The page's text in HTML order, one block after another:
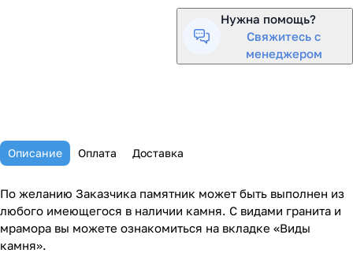
Нужна помощь?
Свяжитесь с
менеджером
Описание Оплата Доставка
По желанию Заказчика памятник может быть выполнен из
любого имеющегося в наличии камня. С видами гранита и
мрамора вы можете ознакомиться на вкладке «Виды
камня».